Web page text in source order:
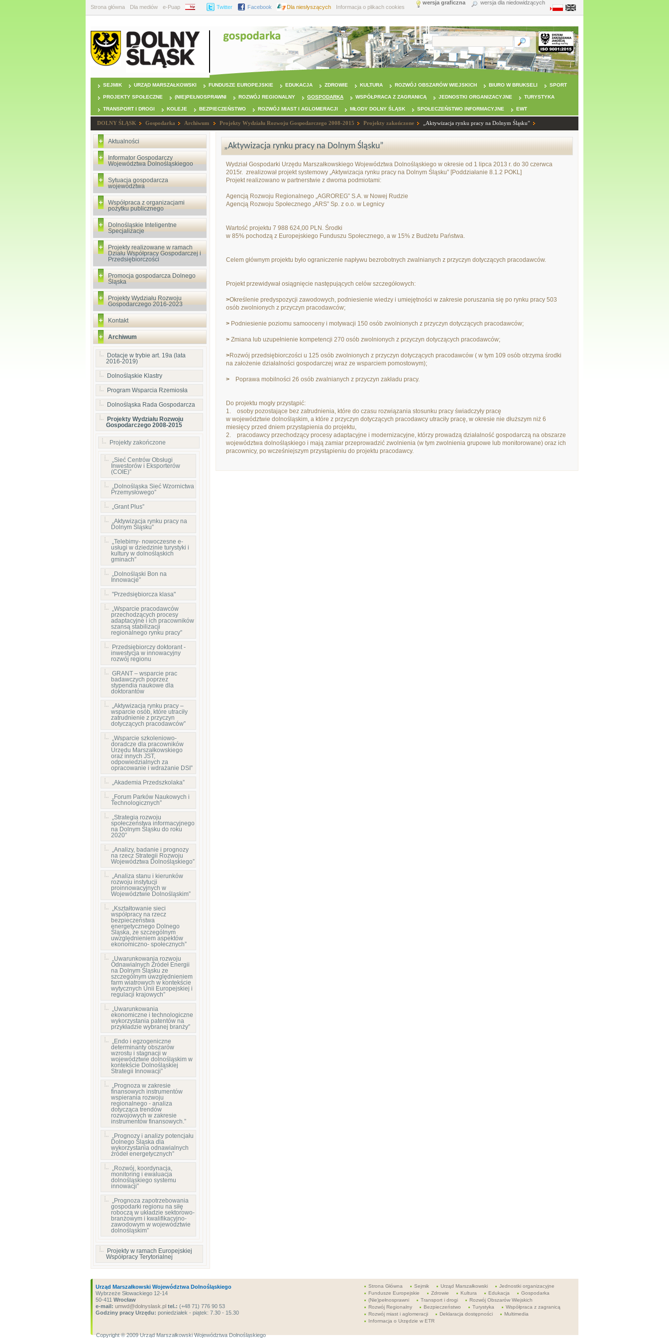
Strona główna Dla mediów e-Puap BIP Twitter Facebook Dla niesłyszących Informacja o plikach cookies
wersja graficzna wersja dla niedowidzących
SEJMIK URZĄD MARSZAŁKOWSKI FUNDUSZE EUROPEJSKIE EDUKACJA ZDROWIE KULTURA ROZWÓJ OBSZARÓW WIEJSKICH BIURO W BRUKSELI SPORT
PROJEKTY SPOŁECZNE (NIE)PEŁNOSPRAWNI ROZWÓJ REGIONALNY GOSPODARKA WSPÓŁPRACA Z ZAGRANICĄ JEDNOSTKI ORGANIZACYJNE TURYSTYKA
TRANSPORT I DROGI KOLEJE BEZPIECZEŃSTWO ROZWÓJ MIAST I AGLOMERACJI MŁODY DOLNY ŚLĄSK SPOŁECZEŃSTWO INFORMACYJNE EWT
DOLNY ŚLĄSK Gospodarka Archiwum Projekty Wydziału Rozwoju Gospodarczego 2008-2015 Projekty zakończone „Aktywizacja rynku pracy na Dolnym Śląsku”
Aktualności
Informator Gospodarczy
Województwa Dolnośląskiegoo
Sytuacja gospodarcza
województwa
Współpraca z organizacjami
pożytku publicznego
Dolnośląskie Inteligentne
Specjalizacje
Projekty realizowane w ramach
Działu Współpracy Gospodarczej i
Przedsiębiorczości
Promocja gospodarcza Dolnego
Śląska
Projekty Wydziału Rozwoju
Gospodarczego 2016-2023
Kontakt
Archiwum
Dotacje w trybie art. 19a (lata
2016-2019)
Dolnośląskie Klastry
Program Wsparcia Rzemiosła
Dolnośląska Rada Gospodarcza
Projekty Wydziału Rozwoju
Gospodarczego 2008-2015
Projekty zakończone
„Sieć Centrów Obsługi
Inwestorów i Eksporterów
(COIE)”
„Dolnośląska Sieć Wzornictwa
Przemysłowego”
„Grant Plus”
„Aktywizacja rynku pracy na
Dolnym Śląsku”
„Telebimy- nowoczesne e-
usługi w dziedzinie turystyki i
kultury w dolnośląskich
gminach”
„Dolnośląski Bon na
Innowacje”
"Przedsiębiorcza klasa"
„Wsparcie pracodawców
przechodzących procesy
adaptacyjne i ich pracowników
szansą stabilizacji
regionalnego rynku pracy”
Przedsiębiorczy doktorant -
inwestycja w innowacyjny
rozwój regionu
GRANT – wsparcie prac
badawczych poprzez
stypendia naukowe dla
doktorantów
„Aktywizacja rynku pracy –
wsparcie osób, które utraciły
zatrudnienie z przyczyn
dotyczących pracodawców”
„Wsparcie szkoleniowo-
doradcze dla pracowników
Urzędu Marszałkowskiego
oraz innych JST,
odpowiedzialnych za
opracowanie i wdrażanie DSI”
„Akademia Przedszkolaka”
„Forum Parków Naukowych i
Technologicznych”
„Strategia rozwoju
społeczeństwa informacyjnego
na Dolnym Śląsku do roku
2020”
„Analizy, badanie i prognozy
na rzecz Strategii Rozwoju
Województwa Dolnośląskiego”
„Analiza stanu i kierunków
rozwoju instytucji
proinnowacyjnych w
Województwie Dolnośląskim”
„Kształtowanie sieci
współpracy na rzecz
bezpieczeństwa
energetycznego Dolnego
Śląska, ze szczególnym
uwzględnieniem aspektów
ekonomiczno- społecznych”
„Uwarunkowania rozwoju
Odnawialnych Źródeł Energii
na Dolnym Śląsku ze
szczególnym uwzględnieniem
farm wiatrowych w kontekście
wytycznych Unii Europejskiej i
regulacji krajowych”
„Uwarunkowania
ekonomiczne i technologiczne
wykorzystania patentów na
przykładzie wybranej branży”
„Endo i egzogeniczne
determinanty obszarów
wzrostu i stagnacji w
województwie dolnośląskim w
kontekście Dolnośląskiej
Strategii Innowacji”
„Prognoza w zakresie
finansowych instrumentów
wspierania rozwoju
regionalnego - analiza
dotycząca trendów
rozwojowych w zakresie
instrumentów finansowych.”
„Prognozy i analizy potencjału
Dolnego Śląska dla
wykorzystania odnawialnych
źródeł energetycznych”
„Rozwój, koordynacja,
monitoring i ewaluacja
dolnośląskiego systemu
innowacji”
„Prognoza zapotrzebowania
gospodarki regionu na siłę
roboczą w układzie sektorowo-
branżowym i kwalifikacyjno-
zawodowym w województwie
dolnośląskim”
Projekty w ramach Europejskiej
Współpracy Terytorialnej
„Aktywizacja rynku pracy na Dolnym Śląsku”
Wydział Gospodarki Urzędu Marszałkowskiego Województwa Dolnośląskiego w okresie od 1 lipca 2013 r. do 30 czerwca
2015r. zrealizował projekt systemowy „Aktywizacja rynku pracy na Dolnym Śląsku” [Poddziałanie 8.1.2 POKL]
Projekt realizowano w partnerstwie z dwoma podmiotami:
Agencją Rozwoju Regionalnego „AGROREG” S.A. w Nowej Rudzie
Agencją Rozwoju Społecznego „ARS” Sp. z o.o. w Legnicy
Wartość projektu 7 988 624,00 PLN. Środki
w 85% pochodzą z Europejskiego Funduszu Społecznego, a w 15% z Budżetu Państwa.
Celem głównym projektu było ograniczenie napływu bezrobotnych zwalnianych z przyczyn dotyczących pracodawców.
Projekt przewidywał osiągnięcie następujących celów szczegółowych:
>Określenie predyspozycji zawodowych, podniesienie wiedzy i umiejętności w zakresie poruszania się po rynku pracy 503
osób zwolnionych z przyczyn pracodawców;
> Podniesienie poziomu samooceny i motywacji 150 osób zwolnionych z przyczyn dotyczących pracodawców;
> Zmiana lub uzupełnienie kompetencji 270 osób zwolnionych z przyczyn dotyczących pracodawców;
>Rozwój przedsiębiorczości u 125 osób zwolnionych z przyczyn dotyczących pracodawców ( w tym 109 osób otrzyma środki
na założenie działalności gospodarczej wraz ze wsparciem pomostowym);
> Poprawa mobilności 26 osób zwalnianych z przyczyn zakładu pracy.
Do projektu mogły przystąpić:
1. osoby pozostające bez zatrudnienia, które do czasu rozwiązania stosunku pracy świadczyły pracę
w województwie dolnośląskim, a które z przyczyn dotyczących pracodawcy utraciły pracę, w okresie nie dłuższym niż 6
miesięcy przed dniem przystąpienia do projektu,
2. pracodawcy przechodzący procesy adaptacyjne i modernizacyjne, którzy prowadzą działalność gospodarczą na obszarze
województwa dolnośląskiego i mają zamiar przeprowadzić zwolnienia (w tym zwolnienia grupowe lub monitorowane) oraz ich
pracownicy, po wcześniejszym przystąpieniu do projektu pracodawcy.
Urząd Marszałkowski Województwa Dolnośląskiego
Wybrzeże Słowackiego 12-14
50-411 Wrocław
e-mail: umwd@dolnyslask.pl tel.: (+48 71) 776 90 53
Godziny pracy Urzędu: poniedziałek - piątek: 7.30 - 15.30
Strona Główna Sejmik Urząd Marszałkowski
Jednostki organizacyjne
Fundusze Europejskie
Zdrowie Kultura Edukacja
Gospodarka
(Nie)pełnosprawni
Transport i drogi
Rozwój Obszarów Wiejskich
Rozwój Regionalny
Bezpieczeństwo Turystyka
Współpraca z zagranicą
Rozwój miast i aglomeracji
Deklaracja dostępności
Multimedia
Informacja o Urzędzie w ETR
Copyright ® 2009 Urząd Marszałkowski Województwa Dolnośląskiego